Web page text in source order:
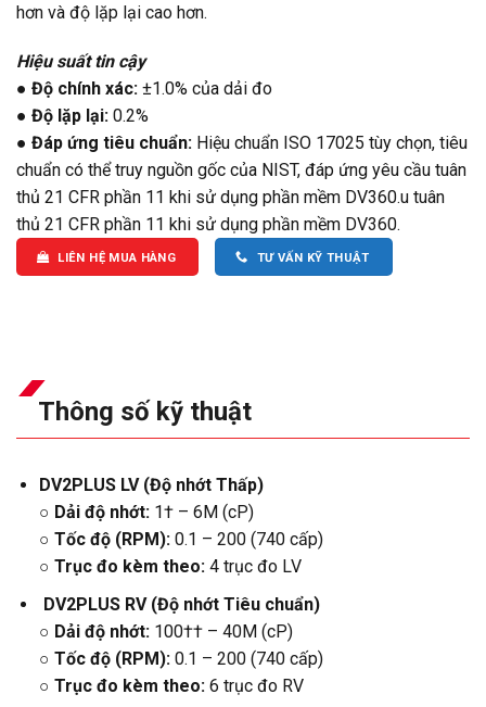
hơn và độ lặp lại cao hơn.
Hiệu suất tin cậy
● Độ chính xác: ±1.0% của dải đo
● Độ lặp lại: 0.2%
● Đáp ứng tiêu chuẩn: Hiệu chuẩn ISO 17025 tùy chọn, tiêu
chuẩn có thể truy nguồn gốc của NIST, đáp ứng yêu cầu tuân
thủ 21 CFR phần 11 khi sử dụng phần mềm DV360.u tuân
thủ 21 CFR phần 11 khi sử dụng phần mềm DV360.
LIÊN HỆ MUA HÀNG TƯ VẤN KỸ THUẬT
Thông số kỹ thuật
DV2PLUS LV (Độ nhớt Thấp)
○ Dải độ nhớt:1† – 6M (cP)
○ Tốc độ (RPM):0.1 – 200 (740 cấp)
○ Trục đo kèm theo:4 trục đo LV
DV2PLUS RV (Độ nhớt Tiêu chuẩn)
○ Dải độ nhớt:100†† – 40M (cP)
○ Tốc độ (RPM):0.1 – 200 (740 cấp)
○ Trục đo kèm theo:6 trục đo RV